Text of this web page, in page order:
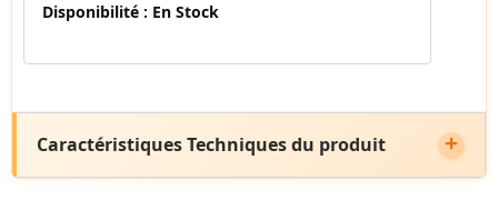
Disponibilité : En Stock
Caractéristiques Techniques du produit